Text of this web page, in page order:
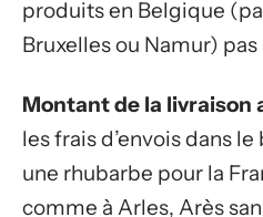
produits en Belgique
Bruxelles ou Namur)
Montant de la livraison
les frais d’envois dans
une rhubarbe pour la
comme à Arles, Arès